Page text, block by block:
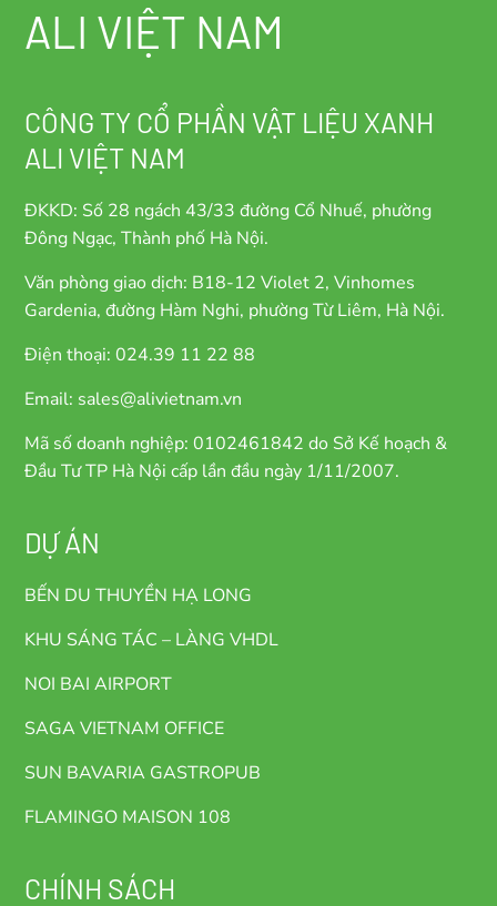
ALI VIỆT NAM
CÔNG TY CỔ PHẦN VẬT LIỆU XANH
ALI VIỆT NAM
ĐKKD: Số 28 ngách 43/33 đường Cổ Nhuế, phường
Đông Ngạc, Thành phố Hà Nội.
Văn phòng giao dịch: B18-12 Violet 2, Vinhomes
Gardenia, đường Hàm Nghi, phường Từ Liêm, Hà Nội.
Điện thoại: 024.39 11 22 88
Email: sales@alivietnam.vn
Mã số doanh nghiệp: 0102461842 do Sở Kế hoạch &
Đầu Tư TP Hà Nội cấp lần đầu ngày 1/11/2007.
DỰ ÁN
BẾN DU THUYỀN HẠ LONG
KHU SÁNG TÁC – LÀNG VHDL
NOI BAI AIRPORT
SAGA VIETNAM OFFICE
SUN BAVARIA GASTROPUB
FLAMINGO MAISON 108
CHÍNH SÁCH